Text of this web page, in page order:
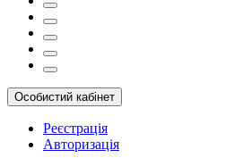
Особистий кабінет
Реєстрація
Авторизація